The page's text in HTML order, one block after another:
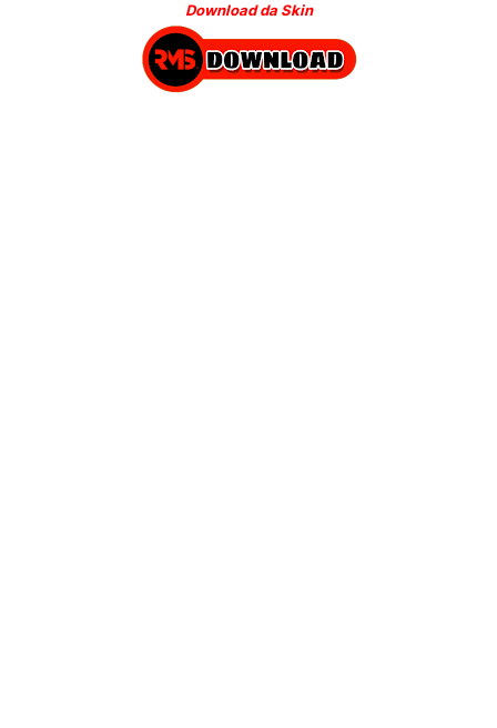
Download da Skin